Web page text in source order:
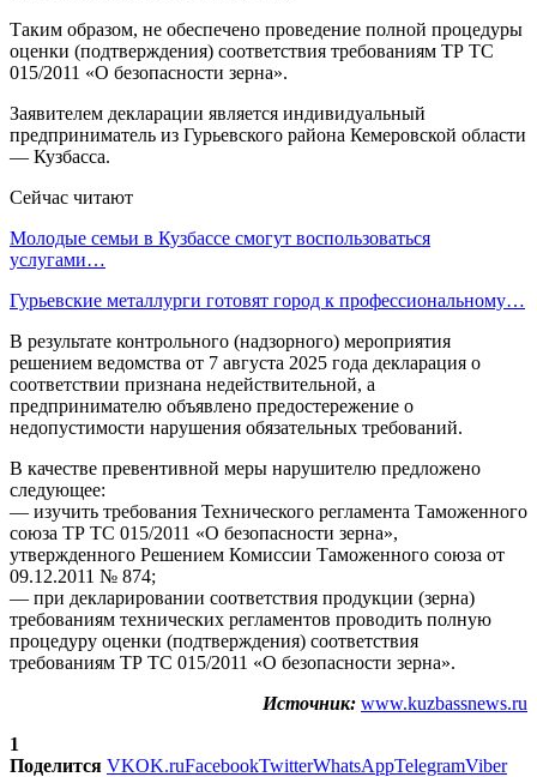
Таким образом, не обеспечено проведение полной процедуры
оценки (подтверждения) соответствия требованиям ТР ТС
015/2011 «О безопасности зерна».
Заявителем декларации является индивидуальный
предприниматель из Гурьевского района Кемеровской области
— Кузбасса.
Сейчас читают
Молодые семьи в Кузбассе смогут воспользоваться
услугами…
Гурьевские металлурги готовят город к профессиональному…
В результате контрольного (надзорного) мероприятия
решением ведомства от 7 августа 2025 года декларация о
соответствии признана недействительной, а
предпринимателю объявлено предостережение о
недопустимости нарушения обязательных требований.
В качестве превентивной меры нарушителю предложено
следующее:
— изучить требования Технического регламента Таможенного
союза ТР ТС 015/2011 «О безопасности зерна»,
утвержденного Решением Комиссии Таможенного союза от
09.12.2011 № 874;
— при декларировании соответствия продукции (зерна)
требованиям технических регламентов проводить полную
процедуру оценки (подтверждения) соответствия
требованиям ТР ТС 015/2011 «О безопасности зерна».
Источник: www.kuzbassnews.ru
1
Поделится VKOK.ruFacebookTwitterWhatsAppTelegramViber